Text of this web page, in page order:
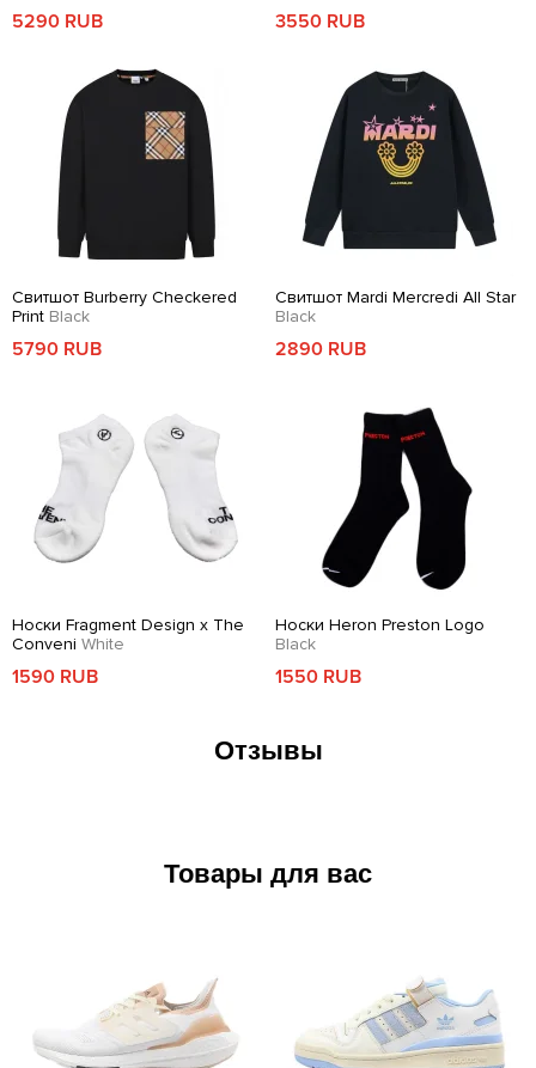
5290 RUB 3550 RUB
Свитшот Burberry Checkered
Print Black
5790 RUB
Свитшот Mardi Mercredi All Star
Black
2890 RUB
Носки Fragment Design x The
Conveni White
1590 RUB
Носки Heron Preston Logo
Black
1550 RUB
Отзывы
Товары для вас